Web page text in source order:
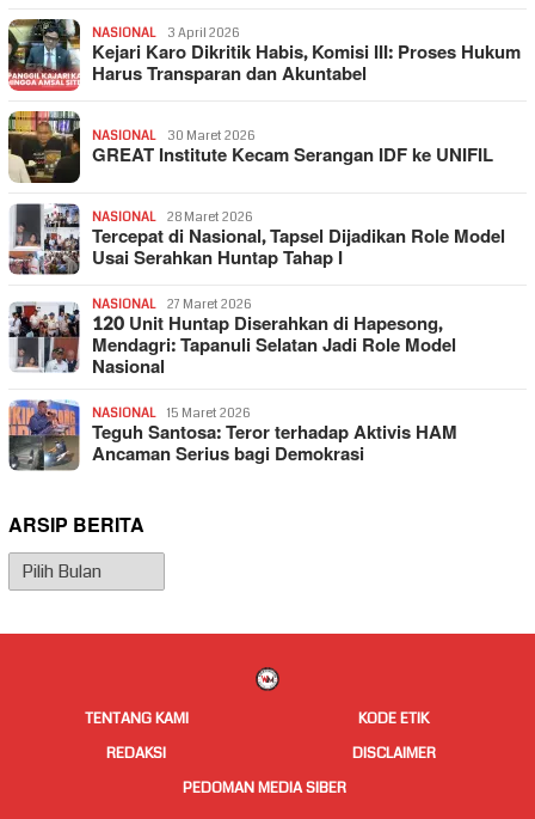
NASIONAL 3 April 2026
Kejari Karo Dikritik Habis, Komisi III: Proses Hukum
Harus Transparan dan Akuntabel
NASIONAL 30 Maret 2026
GREAT Institute Kecam Serangan IDF ke UNIFIL
NASIONAL 28 Maret 2026
Tercepat di Nasional, Tapsel Dijadikan Role Model
Usai Serahkan Huntap Tahap I
NASIONAL 27 Maret 2026
120 Unit Huntap Diserahkan di Hapesong,
Mendagri: Tapanuli Selatan Jadi Role Model
Nasional
NASIONAL 15 Maret 2026
Teguh Santosa: Teror terhadap Aktivis HAM
Ancaman Serius bagi Demokrasi
ARSIP BERITA
Arsip
Berita
TENTANG KAMI
KODE ETIK
REDAKSI
DISCLAIMER
PEDOMAN MEDIA SIBER